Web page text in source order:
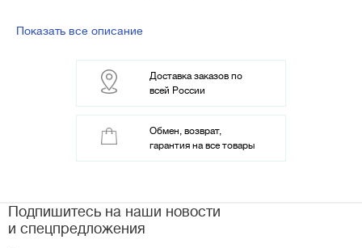
держать в руке, он не скользит.
оптимально сбалансировать нож.
Показать все описание
Доставка заказов по
всей России
Обмен, возврат,
гарантия на все товары
Подпишитесь на наши новости
и спецпредложения